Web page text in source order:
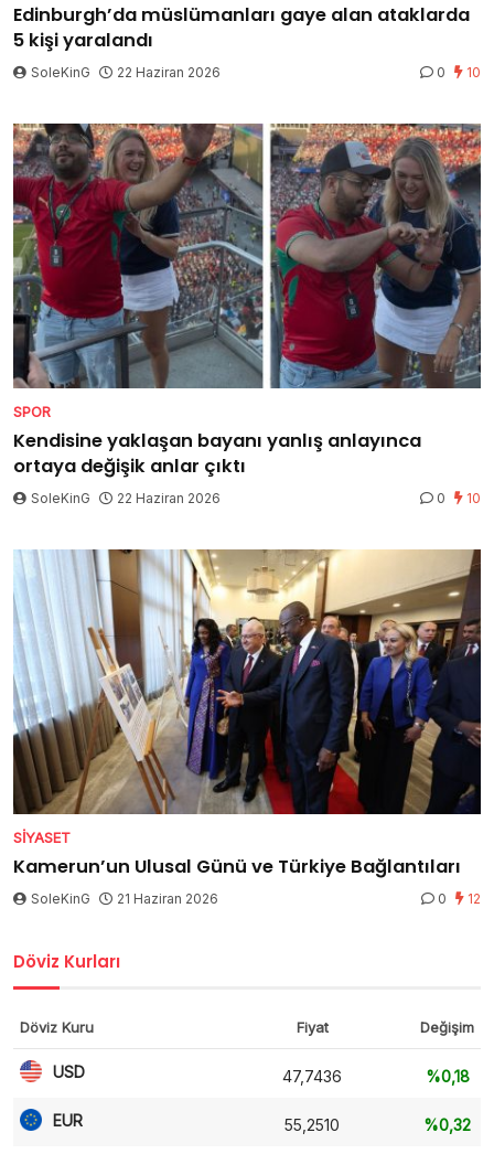
Edinburgh’da müslümanları gaye alan ataklarda
5 kişi yaralandı
SoleKinG 22 Haziran 2026 0 10
SPOR
Kendisine yaklaşan bayanı yanlış anlayınca
ortaya değişik anlar çıktı
SoleKinG 22 Haziran 2026 0 10
SIYASET
Kamerun’un Ulusal Günü ve Türkiye Bağlantıları
SoleKinG 21 Haziran 2026 0 12
Döviz Kurları
Döviz Kuru Fiyat Değişim
USD 47,7436 %0,18
EUR 55,2510 %0,32